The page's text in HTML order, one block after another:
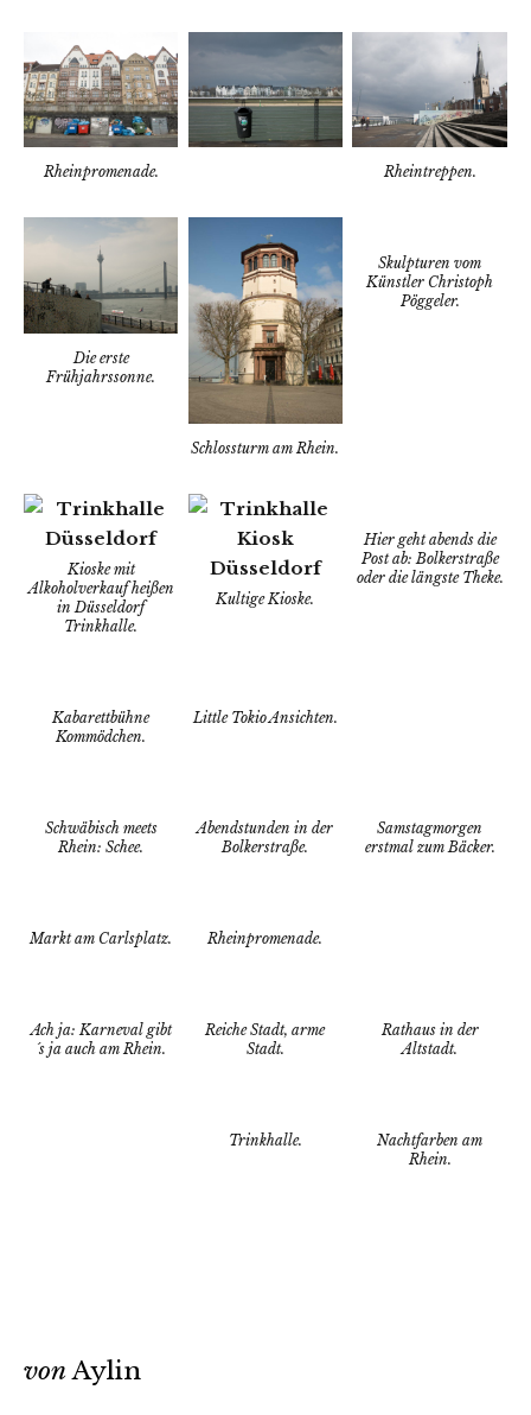
Rheinpromenade. Rheintreppen.
Die erste
Frühjahrssonne.
Schlossturm am Rhein.
Skulpturen vom
Künstler Christoph
Pöggeler.
Kioske mit
Alkoholverkauf heißen
in Düsseldorf
Trinkhalle.
Kultige Kioske.
Hier geht abends die
Post ab: Bolkerstraße
oder die längste Theke.
Kabarettbühne
Kommödchen.
Little Tokio Ansichten.
Schwäbisch meets
Rhein: Schee.
Abendstunden in der
Bolkerstraße.
Samstagmorgen
erstmal zum Bäcker.
Markt am Carlsplatz. Rheinpromenade.
Ach ja: Karneval gibt
´s ja auch am Rhein.
Reiche Stadt, arme
Stadt.
Rathaus in der
Altstadt.
Trinkhalle.
Nachtfarben am
Rhein.
vonAylin